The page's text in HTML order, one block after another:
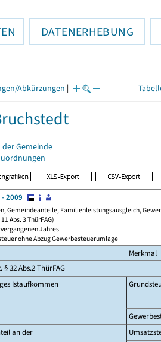
DATENERHEBUNG
Abkürzungen |
Gemeinde
2009
Gemeindeanteile, Familienleistungsausgleich,
Abs. 3 ThürFAG)
Jahres
ohne Abzug Gewerbesteuerumlage
Merkmal
32 Abs.2 ThürFAG
Istaufkommen
an der